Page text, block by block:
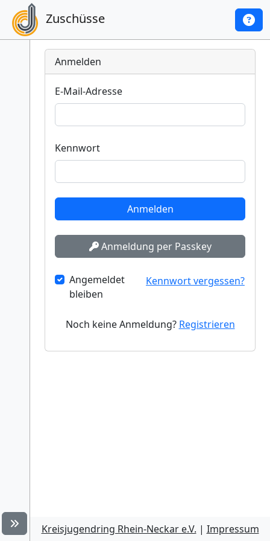
Zuschüsse
Anmelden
E-Mail-Adresse
Kennwort
Anmeldung per Passkey
Angemeldet
bleiben
Noch keine Anmeldung? Registrieren
Kreisjugendring Rhein-Neckar e.V. | Impressum